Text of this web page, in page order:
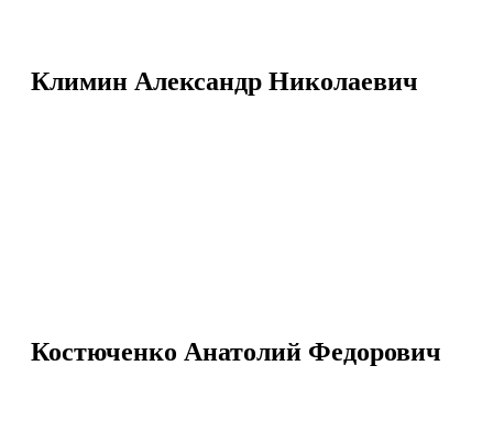
Климин Александр Николаевич
Костюченко Анатолий Федорович